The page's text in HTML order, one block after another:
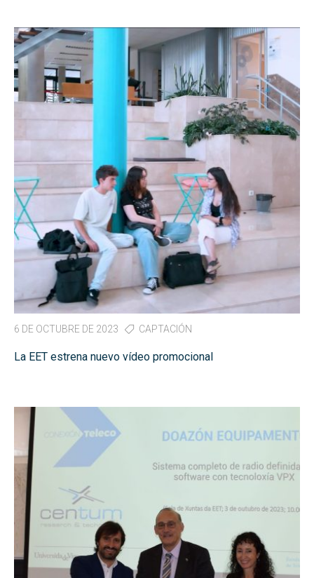
6 DE OCTUBRE DE 2023 CAPTACIÓN
La EET estrena nuevo vídeo promocional